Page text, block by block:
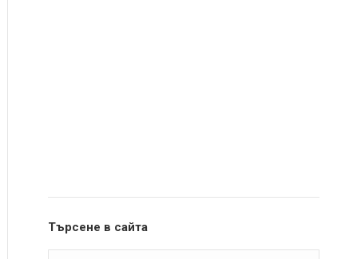
Търсене в сайта